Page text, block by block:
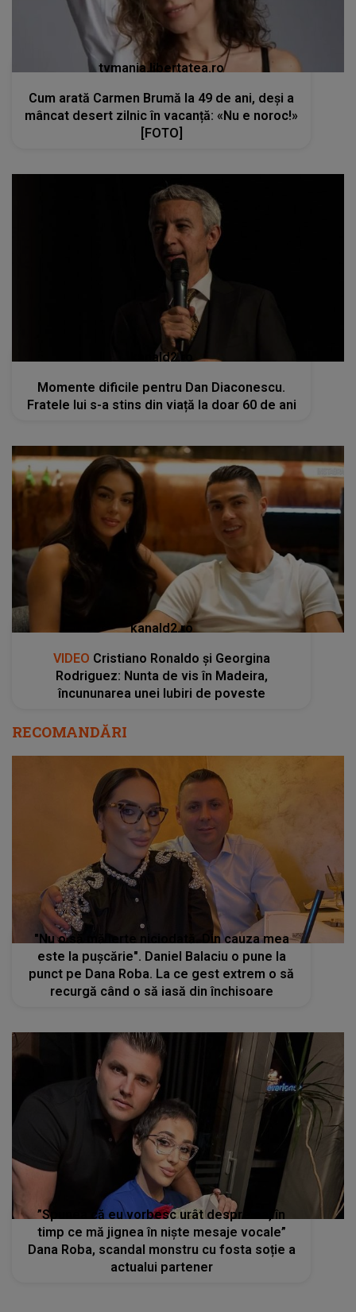
tvmania.libertatea.ro
Cum arată Carmen Brumă la 49 de ani, deși a
mâncat desert zilnic în vacanță: «Nu e noroc!»
[FOTO]
kanald2.ro
Momente dificile pentru Dan Diaconescu.
Fratele lui s-a stins din viață la doar 60 de ani
kanald2.ro
VIDEO Cristiano Ronaldo și Georgina
Rodriguez: Nunta de vis în Madeira,
încununarea unei Iubiri de poveste
RECOMANDĂRI
"Nu o să mă ierte niciodată. Din cauza mea
este la pușcărie". Daniel Balaciu o pune la
punct pe Dana Roba. La ce gest extrem o să
recurgă când o să iasă din închisoare
”Spunea că eu vorbesc urât despre ea, în
timp ce mă jignea în niște mesaje vocale”
Dana Roba, scandal monstru cu fosta soție a
actualui partener